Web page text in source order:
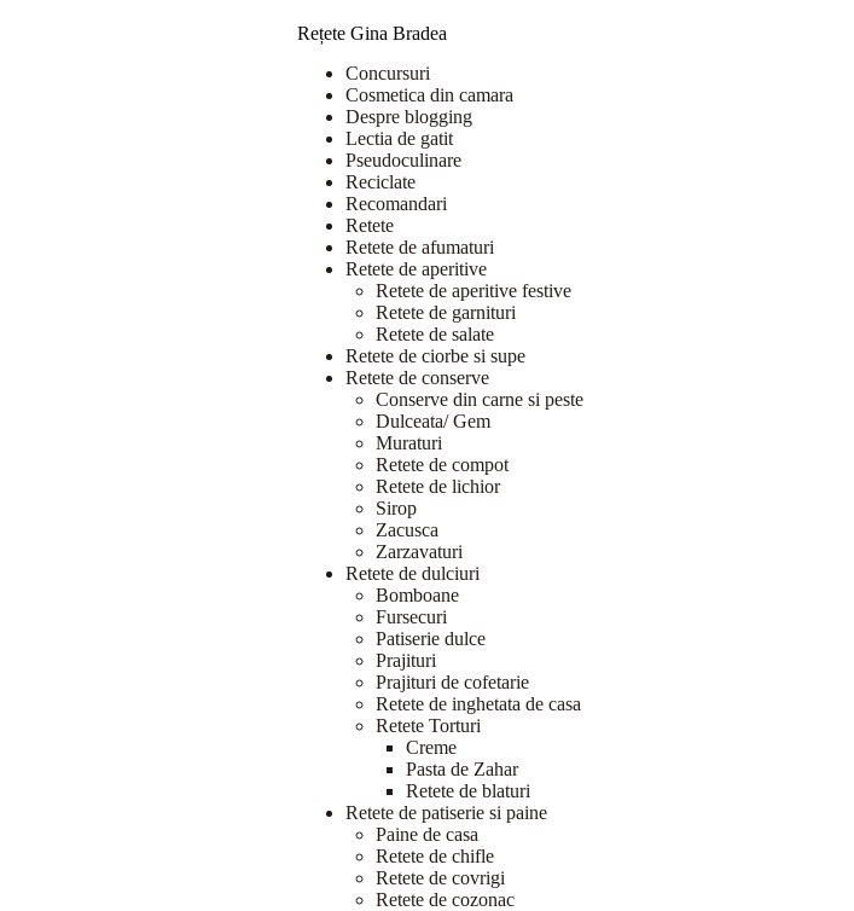
Rețete Gina Bradea
Concursuri
Cosmetica din camara
Despre blogging
Lectia de gatit
Pseudoculinare
Reciclate
Recomandari
Retete
Retete de afumaturi
Retete de aperitive
Retete de aperitive festive
Retete de garnituri
Retete de salate
Retete de ciorbe si supe
Retete de conserve
Conserve din carne si peste
Dulceata/ Gem
Muraturi
Retete de compot
Retete de lichior
Sirop
Zacusca
Zarzavaturi
Retete de dulciuri
Bomboane
Fursecuri
Patiserie dulce
Prajituri
Prajituri de cofetarie
Retete de inghetata de casa
Retete Torturi
Creme
Pasta de Zahar
Retete de blaturi
Retete de patiserie si paine
Paine de casa
Retete de chifle
Retete de covrigi
Retete de cozonac